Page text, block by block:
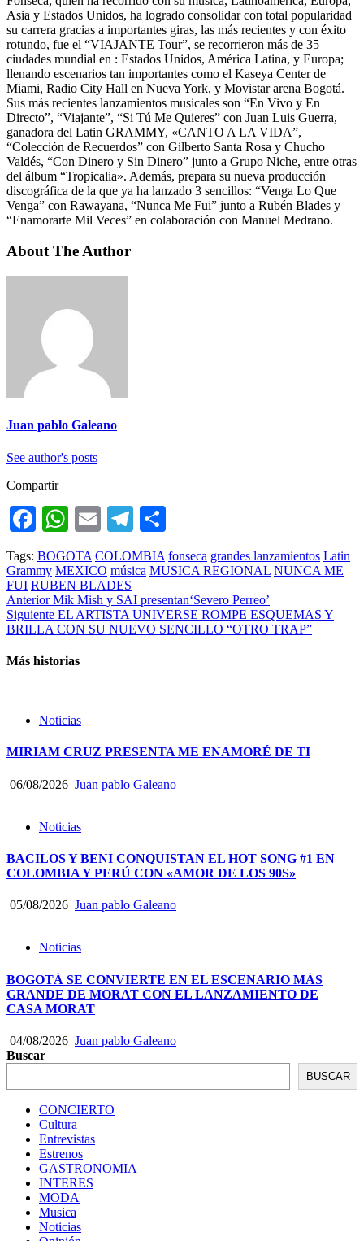
Asia y Estados Unidos, ha logrado consolidar con total popularidad
su carrera gracias a importantes giras, las más recientes y con éxito
rotundo, fue el “VIAJANTE Tour”, se recorrieron más de 35
ciudades mundial en : Estados Unidos, América Latina, y Europa;
llenando escenarios tan importantes como el Kaseya Center de
Miami, Radio City Hall en Nueva York, y Movistar arena Bogotá.
Sus más recientes lanzamientos musicales son “En Vivo y En
Directo”, “Viajante”, “Si Tú Me Quieres” con Juan Luis Guerra,
ganadora del Latin GRAMMY, «CANTO A LA VIDA”,
“Colección de Recuerdos” con Gilberto Santa Rosa y Chucho
Valdés, “Con Dinero y Sin Dinero” junto a Grupo Niche, entre otras
del álbum “Tropicalia». Además, prepara su nueva producción
discográfica de la que ya ha lanzado 3 sencillos: “Venga Lo Que
Venga” con Rawayana, “Nunca Me Fui” junto a Rubén Blades y
“Enamorarte Mil Veces” en colaboración con Manuel Medrano.
About The Author
Juan pablo Galeano
See author's posts
Compartir
Facebook
WhatsApp
EmailTelegram
Tags: BOGOTA COLOMBIA fonseca grandes lanzamientos Latin
Grammy MEXICO música MUSICA REGIONAL NUNCA ME
FUI RUBEN BLADES
AnteriorMik Mish y SAI presentan‘Severo Perreo’
Siguiente EL ARTISTA UNIVERSE ROMPE ESQUEMAS Y
BRILLA CON SU NUEVO SENCILLO “OTRO TRAP”
Más historias
Noticias
MIRIAM CRUZ PRESENTA ME ENAMORÉ DE TI
06/08/2026 Juan pablo Galeano
Noticias
BACILOS Y BENI CONQUISTAN EL HOT SONG #1 EN
COLOMBIA Y PERÚ CON «AMOR DE LOS 90S»
05/08/2026 Juan pablo Galeano
Noticias
BOGOTÁ SE CONVIERTE EN EL ESCENARIO MÁS
GRANDE DE MORAT CON EL LANZAMIENTO DE
CASA MORAT
04/08/2026 Juan pablo Galeano
Buscar
BUSCAR
CONCIERTO
Cultura
Entrevistas
Estrenos
GASTRONOMIA
INTERES
MODA
Musica
Noticias